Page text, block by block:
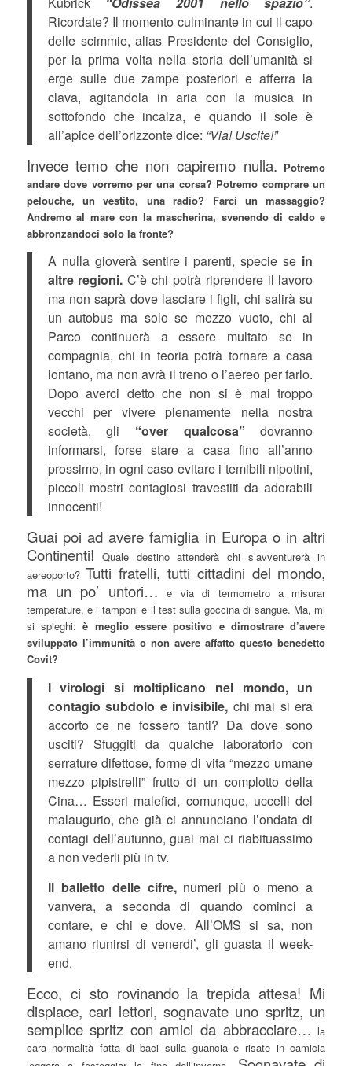
Ricordate? Il momento culminante in cui il capo
delle scimmie, alias Presidente del Consiglio,
per la prima volta nella storia dell’umanità si
erge sulle due zampe posteriori e afferra la
clava, agitandola in aria con la musica in
sottofondo che incalza, e quando il sole è
all’apice dell’orizzonte dice: “Via! Uscite!”
Invece temo che non capiremo nulla. Potremo
andare dove vorremo per una corsa? Potremo comprare un
pelouche, un vestito, una radio? Farci un massaggio?
Andremo al mare con la mascherina, svenendo di caldo e
abbronzandoci solo la fronte?
A nulla gioverà sentire i parenti, specie se in
altre regioni. C’è chi potrà riprendere il lavoro
ma non saprà dove lasciare i figli, chi salirà su
un autobus ma solo se mezzo vuoto, chi al
Parco continuerà a essere multato se in
compagnia, chi in teoria potrà tornare a casa
lontano, ma non avrà il treno o l’aereo per farlo.
Dopo averci detto che non si è mai troppo
vecchi per vivere pienamente nella nostra
società, gli “over qualcosa” dovranno
informarsi, forse stare a casa fino all’anno
prossimo, in ogni caso evitare i temibili nipotini,
piccoli mostri contagiosi travestiti da adorabili
innocenti!
Guai poi ad avere famiglia in Europa o in altri
Continenti! Quale destino attenderà chi s’avventurerà in
aereoporto? Tutti fratelli, tutti cittadini del mondo,
ma un po’ untori… e via di termometro a misurar
temperature, e i tamponi e il test sulla goccina di sangue. Ma, mi
si spieghi: è meglio essere positivo e dimostrare d’avere
sviluppato l’immunità o non avere affatto questo benedetto
Covit?
I virologi si moltiplicano nel mondo, un
contagio subdolo e invisibile, chi mai si era
accorto ce ne fossero tanti? Da dove sono
usciti? Sfuggiti da qualche laboratorio con
serrature difettose, forme di vita “mezzo umane
mezzo pipistrelli” frutto di un complotto della
Cina… Esseri malefici, comunque, uccelli del
malaugurio, che già ci annunciano l’ondata di
contagi dell’autunno, guai mai ci riabituassimo
a non vederli più in tv.
Il balletto delle cifre,numeri più o meno a
vanvera, a seconda di quando cominci a
contare, e chi e dove. All’OMS si sa, non
amano riunirsi di venerdi’, gli guasta il week-
end.
Ecco, ci sto rovinando la trepida attesa! Mi
dispiace, cari lettori, sognavate uno spritz, un
semplice spritz con amici da abbracciare… la
cara normalità fatta di baci sulla guancia e risate in camicia